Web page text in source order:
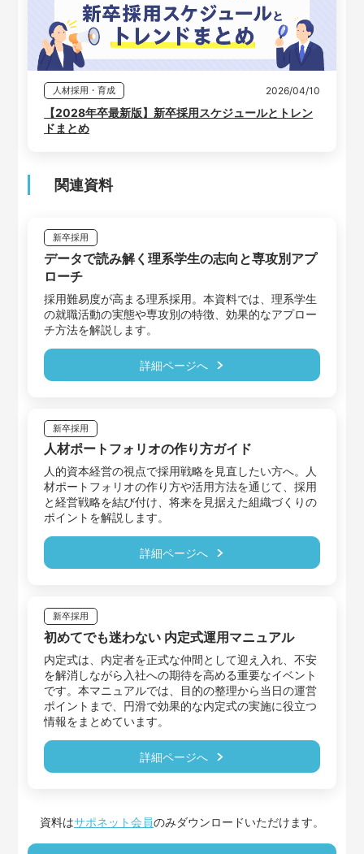
人材採用・育成 2026/04/10
【2028年卒最新版】新卒採用スケジュールとトレン
ドまとめ
関連資料
新卒採用
データで読み解く理系学生の志向と専攻別アプ
ローチ
採用難易度が高まる理系採用。本資料では、理系学生
の就職活動の実態や専攻別の特徴、効果的なアプロー
チ方法を解説します。
詳細ページへ
新卒採用
人材ポートフォリオの作り方ガイド
人的資本経営の視点で採用戦略を見直したい方へ。人
材ポートフォリオの作り方や活用方法を通じて、採用
と経営戦略を結び付け、将来を見据えた組織づくりの
ポイントを解説します。
詳細ページへ
新卒採用
初めてでも迷わない 内定式運用マニュアル
内定式は、内定者を正式な仲間として迎え入れ、不安
を解消しながら入社への期待を高める重要なイベント
です。本マニュアルでは、目的の整理から当日の運営
ポイントまで、円滑で効果的な内定式の実施に役立つ
情報をまとめています。
詳細ページへ
資料はサポネット会員のみダウンロードいただけます。